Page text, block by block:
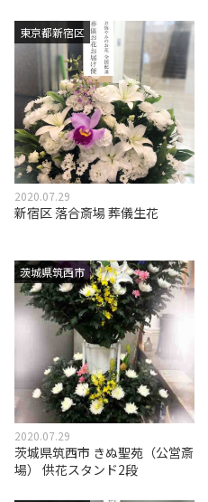
東京都新宿区
2020.07.29
新宿区 落合斎場 葬儀生花
茨城県筑西市
2020.07.29
茨城県筑西市 きぬ聖苑（公営斎
場） 供花スタンド2段